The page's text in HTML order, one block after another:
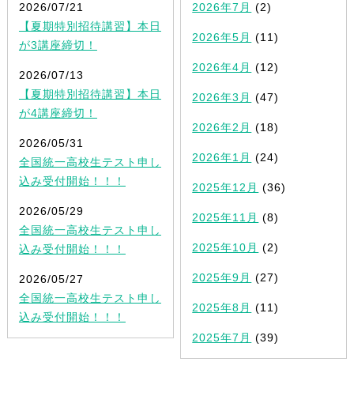
2026/07/21
【夏期特別招待講習】本日
が3講座締切！
2026/07/13
【夏期特別招待講習】本日
が4講座締切！
2026/05/31
全国統一高校生テスト申し
込み受付開始！！！
2026/05/29
全国統一高校生テスト申し
込み受付開始！！！
2026/05/27
全国統一高校生テスト申し
込み受付開始！！！
2026年7月 (2)
2026年5月 (11)
2026年4月 (12)
2026年3月 (47)
2026年2月 (18)
2026年1月 (24)
2025年12月 (36)
2025年11月 (8)
2025年10月 (2)
2025年9月 (27)
2025年8月 (11)
2025年7月 (39)